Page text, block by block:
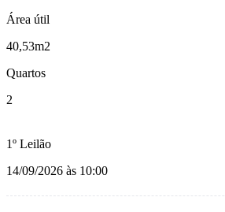
Área útil
40,53m2
Quartos
2
1º Leilão
14/09/2026 às 10:00